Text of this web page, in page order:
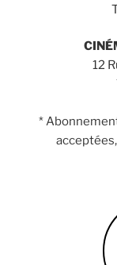
12
*